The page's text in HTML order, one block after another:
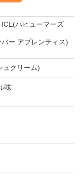
パヒューマーズ
ー アプレンティス)
ュクリーム)
味